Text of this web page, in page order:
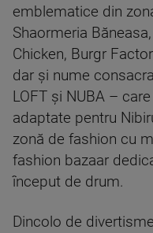
emblematice din
Shaormeria
Chicken, Burgr
dar și nume
LOFT și NUBA –
adaptate pentru
zonă de fashion cu
fashion bazaar
început de drum.
Dincolo de